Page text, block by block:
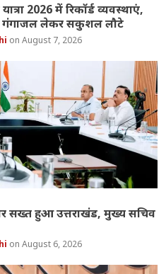
2026 में रिकॉर्ड व्यवस्थाएं,
गंगाजल लेकर सकुशल लौटे
August 7, 2026
सख्त हुआ उत्तराखंड, मुख्य सचिव
August 6, 2026